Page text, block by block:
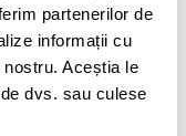
partenerilor de
informații cu
Aceștia le
dvs. sau culese
SMF027
a datelor cu